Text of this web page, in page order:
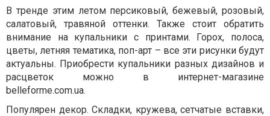
В тренде этим летом персиковый, бежевый, розовый,
салатовый, травяной оттенки. Также стоит обратить
внимание на купальники с принтами. Горох, полоса,
цветы, летняя тематика, поп-арт – все эти рисунки будут
актуальны. Приобрести купальники разных дизайнов и
расцветок можно в интернет-магазине
belleforme.com.ua.
Популярен декор. Складки, кружева, сетчатые вставки,